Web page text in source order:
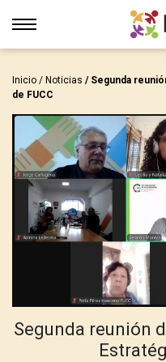
Inicio / Noticias / Segunda
de FUCC
Segunda reunión